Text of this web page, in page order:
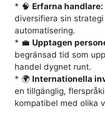
* 🧠 Erfarna handlare:
diversifiera sin
automatisering.
* 💼 Upptagen
begränsad tid som
handel dygnet runt.
* 🌍 Internationella
en tillgänglig,
kompatibel med olika